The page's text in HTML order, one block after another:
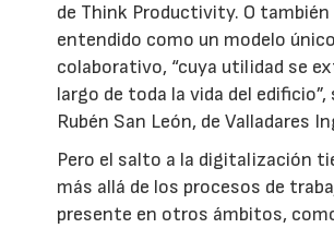
de Think Productivity. O también
entendido como un modelo
colaborativo, “cuya utilidad se
largo de toda la vida del edificio”,
Rubén San León, de Valladares
Pero el salto a la digitalización
más allá de los procesos de
presente en otros ámbitos,